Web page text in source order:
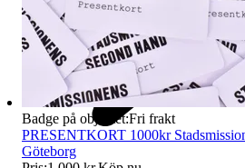
Badge på objektet:Fri frakt
PRESENTKORT 1000kr
Göteborg